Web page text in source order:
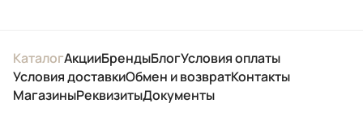
КаталогАкцииБрендыБлогУсловия оплаты
Условия доставкиОбмен и возвратКонтакты
МагазиныРеквизитыДокументы